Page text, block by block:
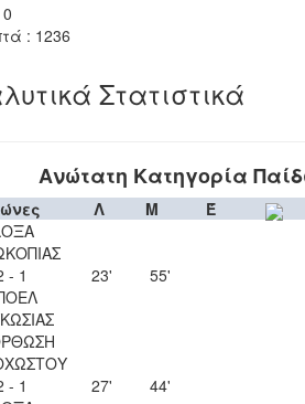
: 1236
Στατιστικά
Ανώτατη Κατηγορία
Λ Μ
Έ
- 1
23' 55'
- 1
27' 44'